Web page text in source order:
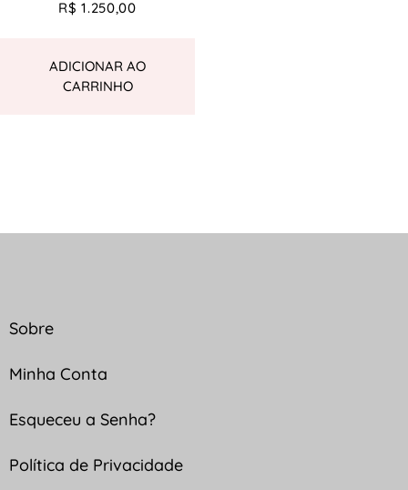
R$ 1.250,00
ADICIONAR AO
CARRINHO
Sobre
Minha Conta
Esqueceu a Senha?
Política de Privacidade